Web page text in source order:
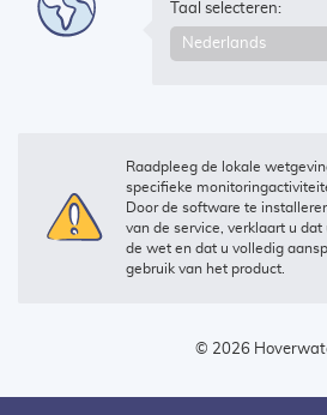
Taal selecteren:
Raadpleeg de lokale
specifieke
Door de software te
van de service, verklaart u
de wet en dat u volledig
gebruik van het product.
© 2026